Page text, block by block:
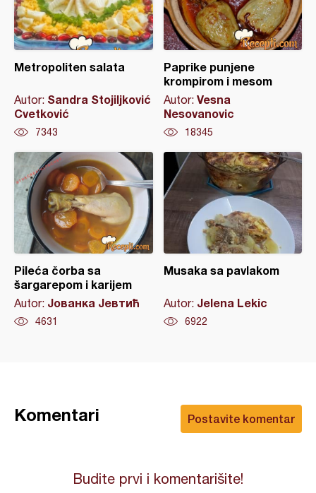
Metropoliten salata
Autor: Sandra Stojiljković
Cvetković
7343
Paprike punjene
krompirom i mesom
Autor: Vesna
Nesovanovic
18345
Pileća čorba sa
šargarepom i karijem
Autor: Јованка Јевтић
4631
Musaka sa pavlakom
Autor: Jelena Lekic
6922
Postavite komentar
Komentari
Budite prvi i komentarišite!